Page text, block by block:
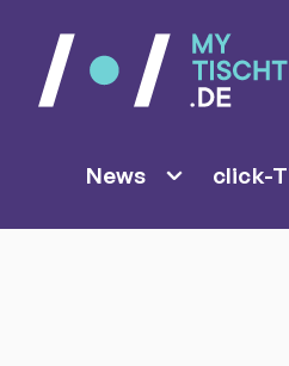
News click-